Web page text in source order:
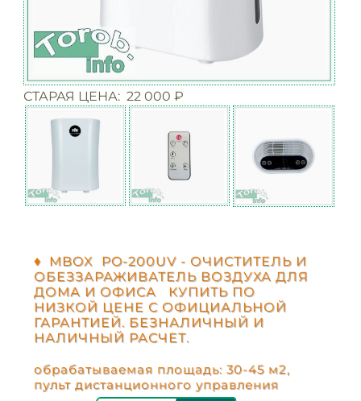
СТАРАЯ ЦЕНА: 22 000 ₽
♦ MBOX PO-200UV - ОЧИСТИТЕЛЬ И
ОБЕЗЗАРАЖИВАТЕЛЬ ВОЗДУХА ДЛЯ
ДОМА И ОФИСА КУПИТЬ ПО
НИЗКОЙ ЦЕНЕ С ОФИЦИАЛЬНОЙ
ГАРАНТИЕЙ. БЕЗНАЛИЧНЫЙ И
НАЛИЧНЫЙ РАСЧЕТ.
обрабатываемая площадь: 30-45 м2,
пульт дистанционного управления